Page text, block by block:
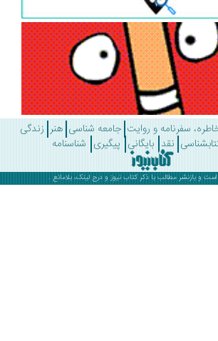
و روایت جامعه شناسی هنر زندگی
نقد بایگانی پیگیری شناسنامه
مطالب با ذکرکتاب نیوز و درج لینک، بلامانع .